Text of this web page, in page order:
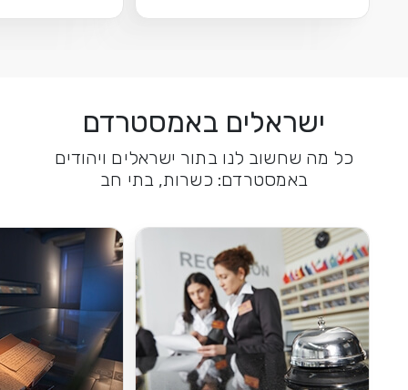
ישראלים באמסטרדם
כל מה שחשוב לנו בתור ישראלים ויהודים
באמסטרדם: כשרות, בתי חב